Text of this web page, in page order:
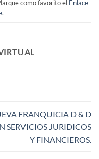
como favorito el Enlace
.
FRANQUICIA D & D
SERVICIOS JURIDICOS
Y FINANCIEROS.